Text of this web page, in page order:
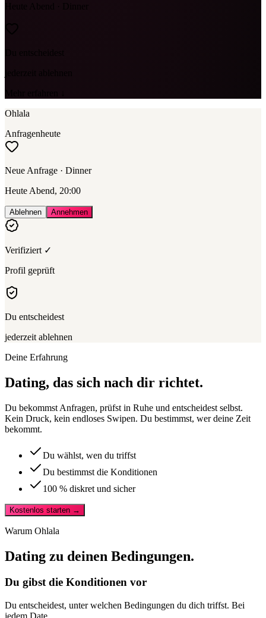
Ohlala
Anfragenheute
Neue Anfrage · Dinner
Heute Abend, 20:00
Ablehnen Annehmen
Verifiziert ✓
Profil geprüft
Du entscheidest
jederzeit ablehnen
Deine Erfahrung
Dating, das sich nach dir richtet.
Du bekommst Anfragen, prüfst in Ruhe und entscheidest selbst.
Kein Druck, kein endloses Swipen. Du bestimmst, wer deine Zeit
bekommt.
Du wählst, wen du triffst
Du bestimmst die Konditionen
100 % diskret und sicher
Kostenlos starten →
Warum Ohlala
Dating zu deinen Bedingungen.
Du gibst die Konditionen vor
Du entscheidest, unter welchen Bedingungen du dich triffst. Bei